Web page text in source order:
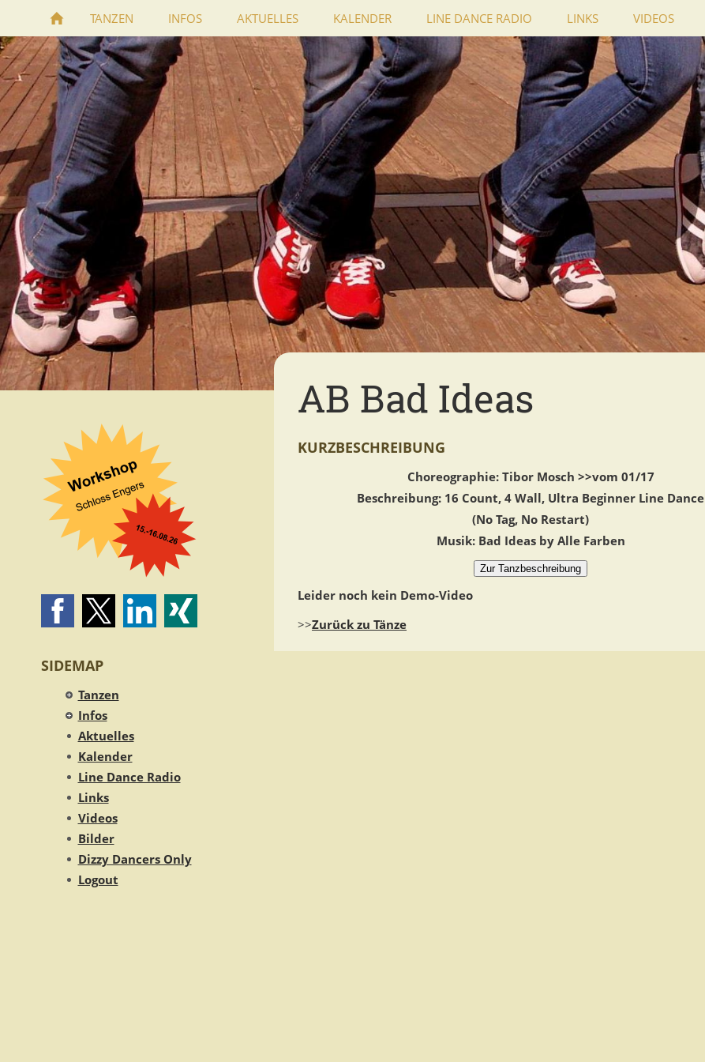
TANZEN INFOS AKTUELLES KALENDER LINE DANCE RADIO LINKS VIDEOS
SIDEMAP
Tanzen
Infos
Aktuelles
Kalender
Line Dance Radio
Links
Videos
Bilder
Dizzy Dancers Only
Logout
AB Bad Ideas
KURZBESCHREIBUNG
Choreographie: Tibor Mosch >>vom 01/17
Beschreibung: 16 Count, 4 Wall, Ultra Beginner Line Dance
(No Tag, No Restart)
Musik: Bad Ideas by Alle Farben
Leider noch kein Demo-Video
>>Zurück zu Tänze